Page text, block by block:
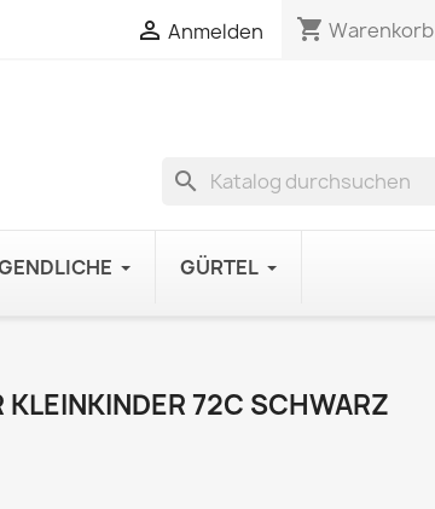
 Anmelden shopping_cart Warenkorb
search
GÜRTEL
KLEINKINDER 72C SCHWARZ